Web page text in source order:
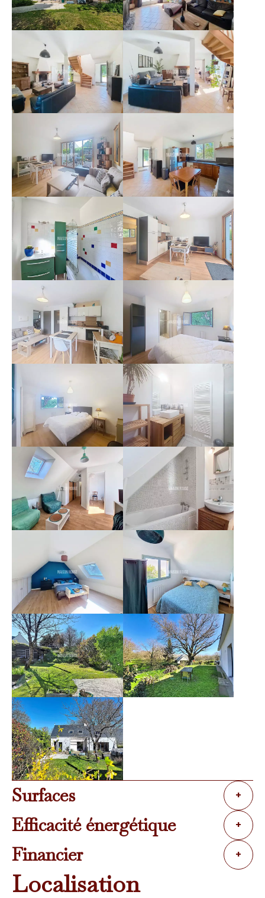
Surfaces +
Efficacité énergétique +
Financier +
Localisation